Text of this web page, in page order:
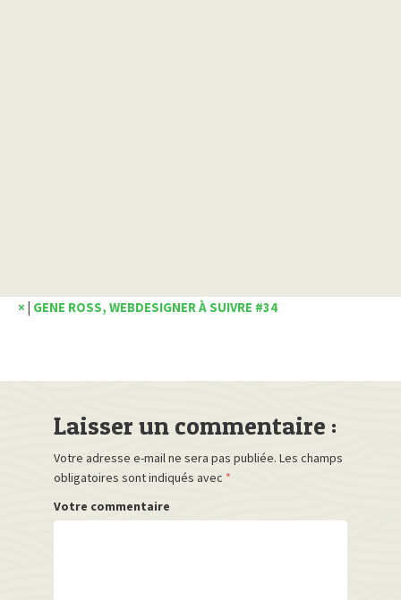
× | GENE ROSS, WEBDESIGNER À SUIVRE #34
Laisser un commentaire :
Votre adresse e-mail ne sera pas publiée. Les champs
obligatoires sont indiqués avec *
Votre commentaire